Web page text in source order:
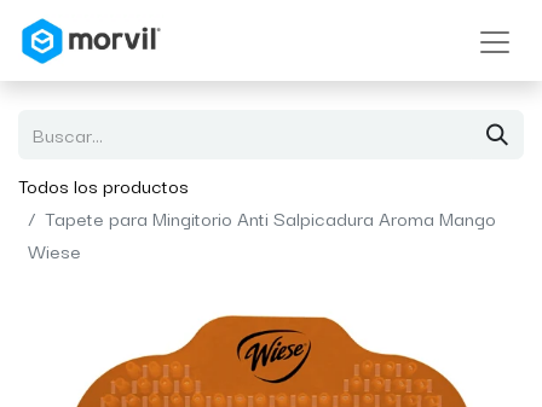
Todos los productos
Tapete para Mingitorio Anti Salpicadura Aroma Mango
Wiese